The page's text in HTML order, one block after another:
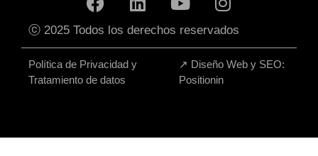
ⓒ 2025 Todos los derechos reservados
Política de Privacidad y
Tratamiento de datos
↗ Diseño Web y SEO:
Positionin